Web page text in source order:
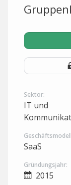
Sektor:
IT und
SaaS
Gründungsjahr:
2015